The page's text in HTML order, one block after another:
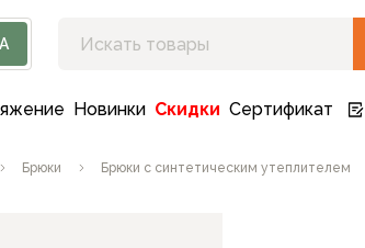
Новинки Скидки Сертификат
Брюки Брюки с синтетическим утеплителем